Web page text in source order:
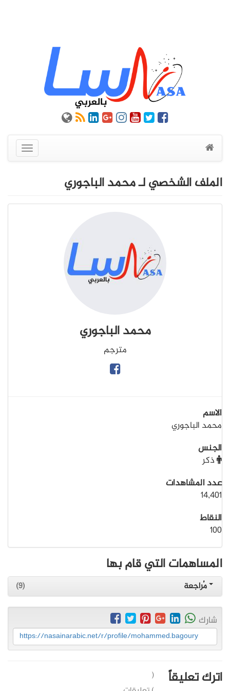
عرض
القائمة
الملف الشخصي لـ محمد الباجوري
محمد الباجوري
مترجم
الاسم
محمد الباجوري
الجنس
ذكر
عدد المشاهدات
14,401
النقاط
100
المساهمات التي قام بها
مُراجعة (9)
شارك
https://nasainarabic.net/r/profile/mohammed.bagoury
اترك تعليقاً
(